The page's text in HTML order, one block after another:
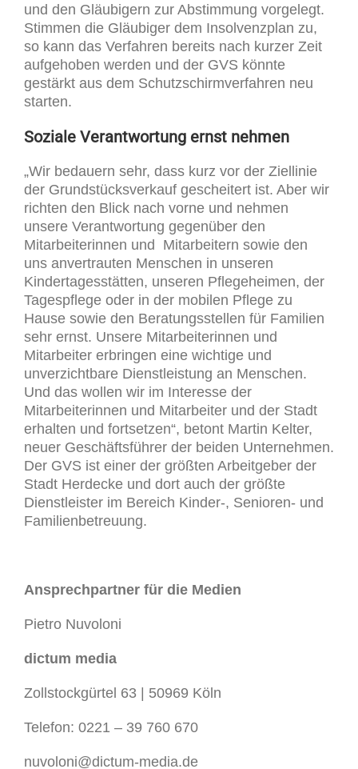
und den Gläubigern zur Abstimmung vorgelegt.
Stimmen die Gläubiger dem Insolvenzplan zu,
so kann das Verfahren bereits nach kurzer Zeit
aufgehoben werden und der GVS könnte
gestärkt aus dem Schutzschirmverfahren neu
starten.
Soziale Verantwortung ernst nehmen
„Wir bedauern sehr, dass kurz vor der Ziellinie
der Grundstücksverkauf gescheitert ist. Aber wir
richten den Blick nach vorne und nehmen
unsere Verantwortung gegenüber den
Mitarbeiterinnen und Mitarbeitern sowie den
uns anvertrauten Menschen in unseren
Kindertagesstätten, unseren Pflegeheimen, der
Tagespflege oder in der mobilen Pflege zu
Hause sowie den Beratungsstellen für Familien
sehr ernst. Unsere Mitarbeiterinnen und
Mitarbeiter erbringen eine wichtige und
unverzichtbare Dienstleistung an Menschen.
Und das wollen wir im Interesse der
Mitarbeiterinnen und Mitarbeiter und der Stadt
erhalten und fortsetzen“, betont Martin Kelter,
neuer Geschäftsführer der beiden Unternehmen.
Der GVS ist einer der größten Arbeitgeber der
Stadt Herdecke und dort auch der größte
Dienstleister im Bereich Kinder-, Senioren- und
Familienbetreuung.
Ansprechpartner für die Medien
Pietro Nuvoloni
dictum media
Zollstockgürtel 63 | 50969 Köln
Telefon: 0221 – 39 760 670
nuvoloni@dictum-media.de